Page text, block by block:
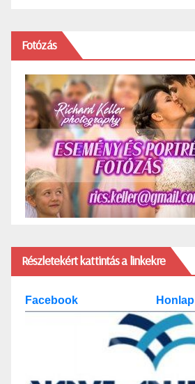
Fotózás
Részletekért kattintás a linkekre
Facebook Honlap